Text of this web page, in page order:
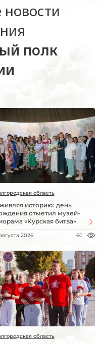
полк
область
историю: день
отметил музей-
«Курская битва»
2026 60
область